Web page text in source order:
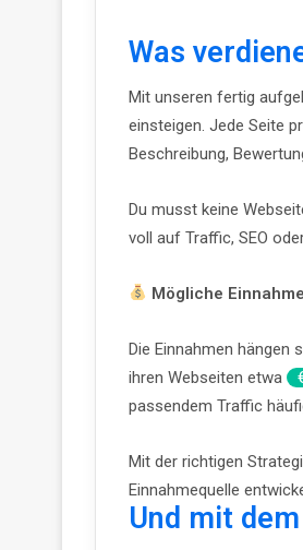
Was
Mit unseren fertig
einsteigen. Jede Seite
Beschreibung,
Du musst keine
voll auf Traffic, SEO
Mögliche
Die Einnahmen hängen
ihren Webseiten etwa
passendem Traffic
Mit der richtigen
Einnahmequelle
Und mit